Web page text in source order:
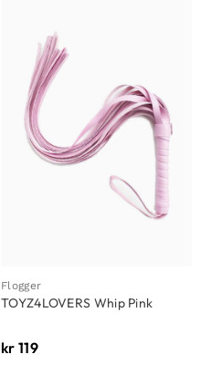
Flogger
TOYZ4LOVERS Whip Pink
kr 119